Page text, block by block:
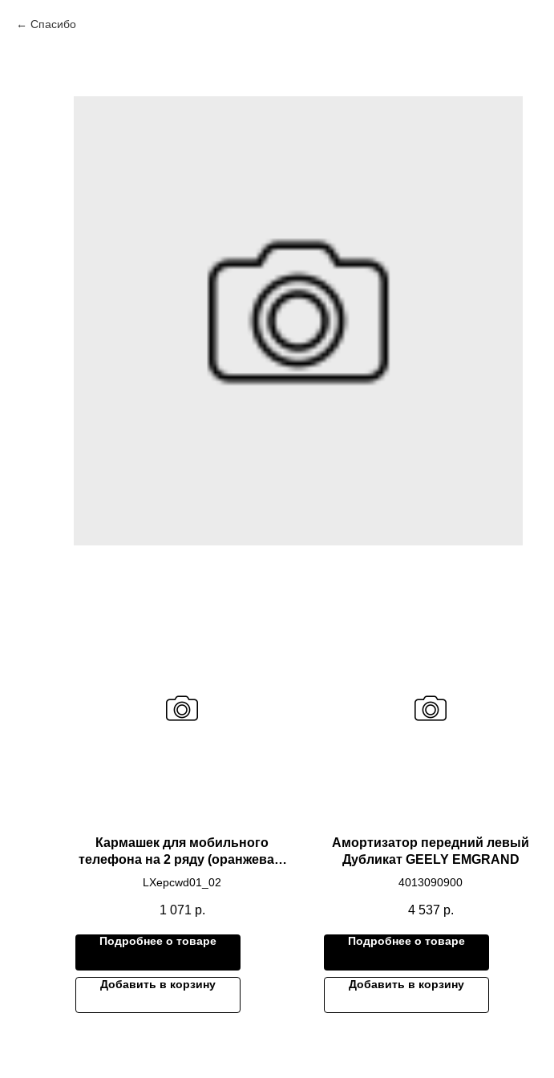
Спасибо
Кармашек для мобильного
телефона на 2 ряду (оранжевая)
2 шт ОРИГИНАЛ LIXIANG L9/L8
LXepcwd01_02
1 071 р.
Подробнее о товаре
Добавить в корзину
Амортизатор передний левый
Дубликат GEELY EMGRAND
4013090900
4 537 р.
Подробнее о товаре
Добавить в корзину